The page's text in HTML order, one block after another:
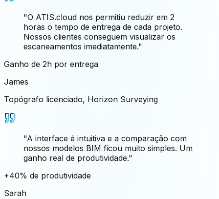
"O ATIS.cloud nos permitiu reduzir em 2
horas o tempo de entrega de cada projeto.
Nossos clientes conseguem visualizar os
escaneamentos imediatamente."
Ganho de 2h por entrega
James
Topógrafo licenciado, Horizon Surveying
"A interface é intuitiva e a comparação com
nossos modelos BIM ficou muito simples. Um
ganho real de produtividade."
+40% de produtividade
Sarah